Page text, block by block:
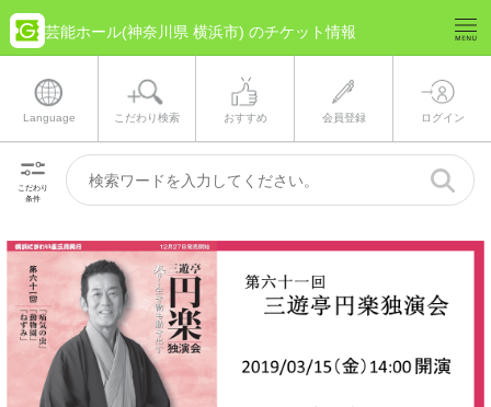
芸能ホール(神奈川県 横浜市) のチケット情報
Language こだわり検索 おすすめ 会員登録 ログイン
こだわり
条件